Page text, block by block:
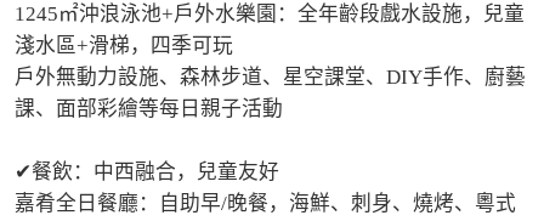
1245㎡沖浪泳池+戶外水樂園：全年齡段戲水設施，兒童
淺水區+滑梯，四季可玩
戶外無動力設施、森林步道、星空課堂、DIY手作、廚藝
課、面部彩繪等每日親子活動
✔餐飲：中西融合，兒童友好
嘉肴全日餐廳：自助早/晚餐，海鮮、刺身、燒烤、粵式